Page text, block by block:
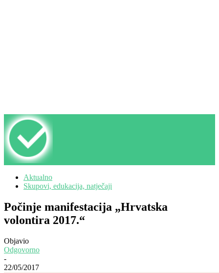
Aktualno
Skupovi, edukacija, natječaji
Počinje manifestacija „Hrvatska
volontira 2017.“
Objavio
Odgovorno
-
22/05/2017